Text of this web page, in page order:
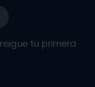
tu primera